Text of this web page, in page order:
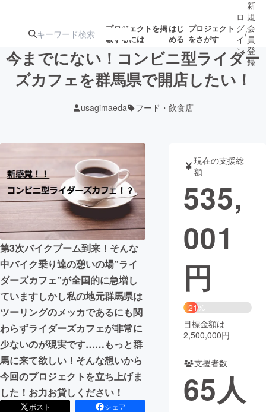
プロジェクトを掲
載するには
はじ
める
プロジェクト
をさがす
ジェクト
募集終了が近いプ
ロジェクト
アート・写真 音楽
テクノロジー・ガジェット ゲーム・サ
映像・映画
ビジネス・起業
まちづくり・地域活性化
CAMPFIRE for Social Good
CAMPFIRE Creation
CAMPFIREふるさと納税machi-ya コミュニティ
ロ
グ
イ
ン
/
新
規
会
員
登
録
今までにない！コンビニ型ライダー
ズカフェを群馬県で開店したい！
usagimaeda フード・飲食店
第3次バイクブーム到来！そんな
中バイク乗り達の憩いの場”ライ
ダーズカフェ”が全国的に急増し
ていますしかし私の地元群馬県は
ツーリングのメッカであるにも関
わらずライダーズカフェが非常に
少ないのが現実です……もっと群
馬に来て欲しい！そんな想いから
今回のプロジェクトを立ち上げま
した！お力お貸しください！
ポスト
シェア
現在の支援総
額
535,
001
円
21%
目標金額は
2,500,000円
支援者数
65人